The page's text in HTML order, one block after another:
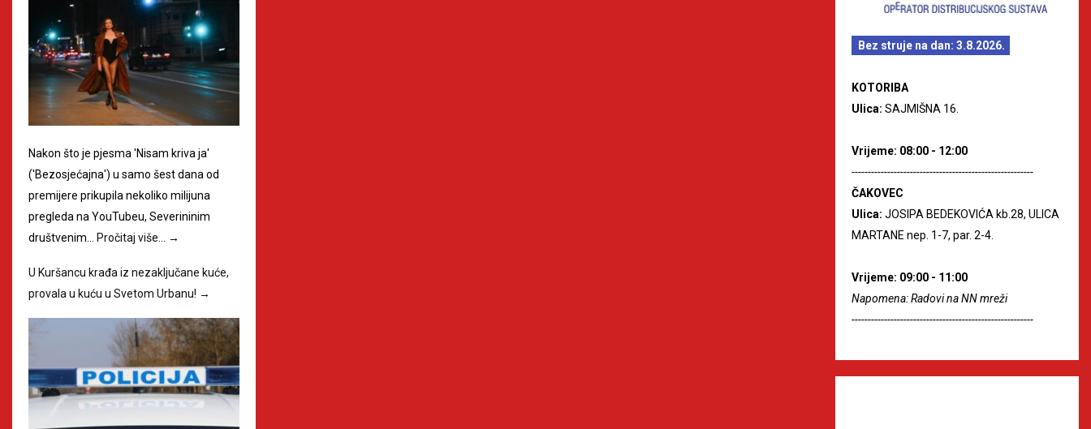
Nakon što je pjesma 'Nisam kriva ja'
('Bezosjećajna') u samo šest dana od
premijere prikupila nekoliko milijuna
pregleda na YouTubeu, Severininim
društvenim…
Pročitaj više… →
U Kuršancu krađa iz nezaključane kuće,
provala u kuću u Svetom Urbanu! →
Bez struje na dan: 3.8.2026.
KOTORIBA
Ulica: SAJMIŠNA 16.
Vrijeme: 08:00 - 12:00
--------------------------------------------------------
ČAKOVEC
Ulica: JOSIPA BEDEKOVIĆA kb.28, ULICA
MARTANE nep. 1-7, par. 2-4.
Vrijeme: 09:00 - 11:00
Napomena: Radovi na NN mreži
--------------------------------------------------------